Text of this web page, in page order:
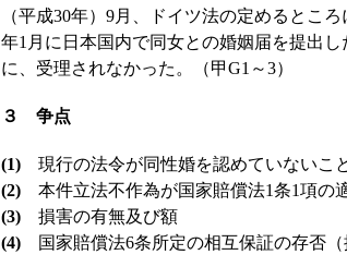
（平成30年）9月、ドイツ法の定めるとこ
年1月に日本国内で同女との婚姻届を提出
に、受理されなかった。（甲G1～3）
３ 争点
(1) 現行の法令が同性婚を認めていないこ
(2) 本件立法不作為が国家賠償法1条1項の
(3) 損害の有無及び額
(4) 国家賠償法6条所定の相互保証の存否（